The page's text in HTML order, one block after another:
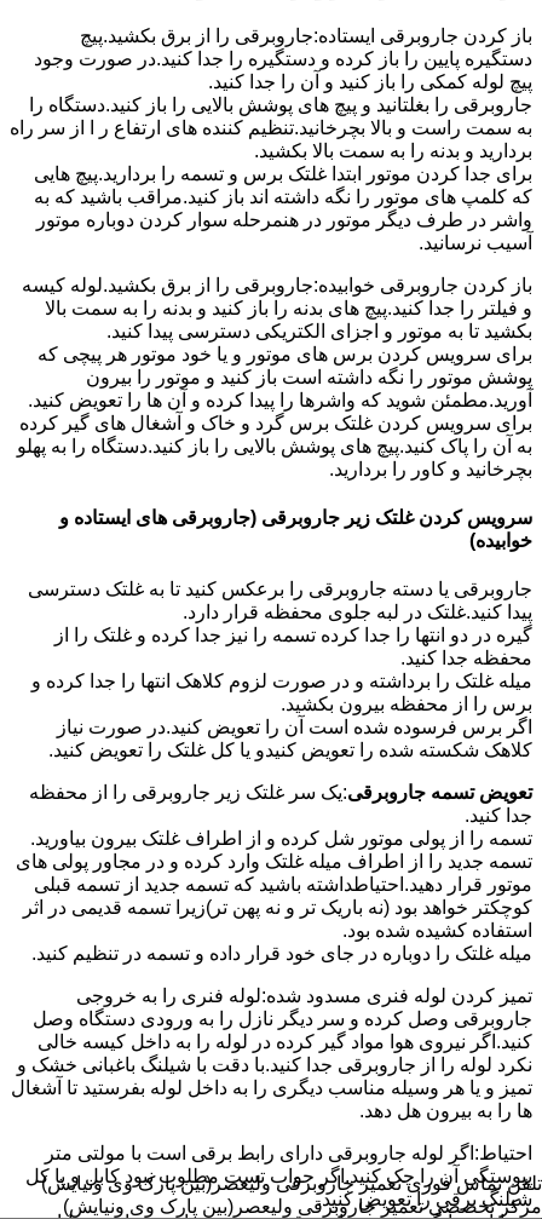
باز کردن جاروبرقی ایستاده:جاروبرقی را از برق بکشید.پیچ
دستگیره پایین را باز کرده و دستگیره را جدا کنید.در صورت وجود
پیچ لوله کمکی را باز کنید و آن را جدا کنید.
جاروبرقی را بغلتانید و پیچ های پوشش بالایی را باز کنید.دستگاه را
به سمت راست و بالا بچرخانید.تنظیم کننده های ارتفاع ر ا از سر راه
بردارید و بدنه را به سمت بالا بکشید.
برای جدا کردن موتور ابتدا غلتک برس و تسمه را بردارید.پیچ هایی
که کلمپ های موتور را نگه داشته اند باز کنید.مراقب باشید که به
واشر در طرف دیگر موتور در هنمرحله سوار کردن دوباره موتور
آسیب نرسانید.
باز کردن جاروبرقی خوابیده:جاروبرقی را از برق بکشید.لوله کیسه
و فیلتر را جدا کنید.پیچ های بدنه را باز کنید و بدنه را به سمت بالا
بکشید تا به موتور و اجزای الکتریکی دسترسی پیدا کنید.
برای سرویس کردن برس های موتور و یا خود موتور هر پیچی که
پوشش موتور را نگه داشته است باز کنید و موتور را بیرون
آورید.مطمئن شوید که واشرها را پیدا کرده و آن ها را تعویض کنید.
برای سرویس کردن غلتک برس گرد و خاک و آشغال های گیر کرده
به آن را پاک کنید.پیچ های پوشش بالایی را باز کنید.دستگاه را به پهلو
بچرخانید و کاور را بردارید.
سرویس کردن غلتک زیر جاروبرقی (جاروبرقی های ایستاده و
خوابیده)
جاروبرقی یا دسته جاروبرقی را برعکس کنید تا به غلتک دسترسی
پیدا کنید.غلتک در لبه جلوی محفظه قرار دارد.
گیره در دو انتها را جدا کرده تسمه را نیز جدا کرده و غلتک را از
محفظه جدا کنید.
میله غلتک را برداشته و در صورت لزوم کلاهک انتها را جدا کرده و
برس را از محفظه بیرون بکشید.
اگر برس فرسوده شده است آن را تعویض کنید.در صورت نیاز
کلاهک شکسته شده را تعویض کنیدو یا کل غلتک را تعویض کنید.
تعویض تسمه جاروبرقی:یک سر غلتک زیر جاروبرقی را از محفظه
جدا کنید.
تسمه را از پولی موتور شل کرده و از اطراف غلتک بیرون بیاورید.
تسمه جدید را از اطراف میله غلتک وارد کرده و در مجاور پولی های
موتور قرار دهید.احتیاطداشته باشید که تسمه جدید از تسمه قبلی
کوچکتر خواهد بود (نه باریک تر و نه پهن تر)زیرا تسمه قدیمی در اثر
استفاده کشیده شده بود.
میله غلتک را دوباره در جای خود قرار داده و تسمه در تنظیم کنید.
تمیز کردن لوله فنری مسدود شده:لوله فنری را به خروجی
جاروبرقی وصل کرده و سر دیگر نازل را به ورودی دستگاه وصل
کنید.اگر نیروی هوا مواد گیر کرده در لوله را به داخل کیسه خالی
نکرد لوله را از جاروبرقی جدا کنید.با دقت با شیلنگ باغبانی خشک و
تمیز و یا هر وسیله مناسب دیگری را به داخل لوله بفرستید تا آشغال
ها را به بیرون هل دهد.
احتیاط:اگر لوله جاروبرقی دارای رابط برقی است با مولتی متر
پیوستگی آن را چک کنید.اگر جواب تست مطلوب نبود کابل و یا کل
شیلنگ برقی را تعویض کنید.
تلفن تماس فوریتعمیر جاروبرقی ولیعصر(بین پارک وی ونیایش)
مرکز تخصصی تعمیر جاروبرقی ولیعصر(بین پارک وی ونیایش)